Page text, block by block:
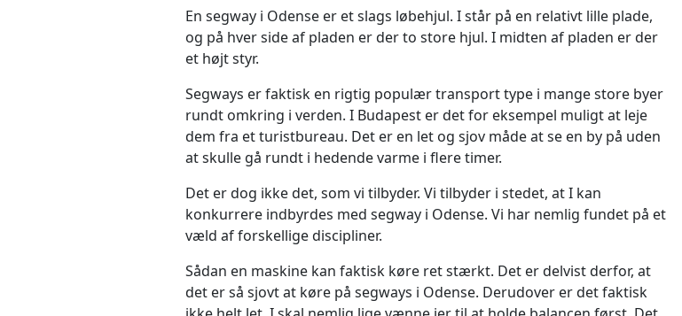
En segway i Odense er et slags løbehjul. I står på en relativt lille plade,
og på hver side af pladen er der to store hjul. I midten af pladen er der
et højt styr.
Segways er faktisk en rigtig populær transport type i mange store byer
rundt omkring i verden. I Budapest er det for eksempel muligt at leje
dem fra et turistbureau. Det er en let og sjov måde at se en by på uden
at skulle gå rundt i hedende varme i flere timer.
Det er dog ikke det, som vi tilbyder. Vi tilbyder i stedet, at I kan
konkurrere indbyrdes med segway i Odense. Vi har nemlig fundet på et
væld af forskellige discipliner.
Sådan en maskine kan faktisk køre ret stærkt. Det er delvist derfor, at
det er så sjovt at køre på segways i Odense. Derudover er det faktisk